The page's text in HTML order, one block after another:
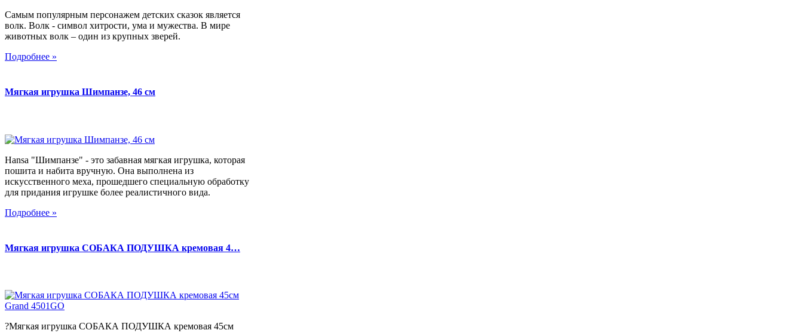
Самым популярным персонажем детских сказок является
волк. Волк - символ хитрости, ума и мужества. В мире
животных волк – один из крупных зверей.
Подробнее »
Мягкая игрушка Шимпанзе, 46 см
Hansa "Шимпанзе" - это забавная мягкая игрушка, которая
пошита и набита вручную. Она выполнена из
искусственного меха, прошедшего специальную обработку
для придания игрушке более реалистичного вида.
Подробнее »
Мягкая игрушка СОБАКА ПОДУШКА кремовая 4…
?Мягкая игрушка СОБАКА ПОДУШКА кремовая 45см